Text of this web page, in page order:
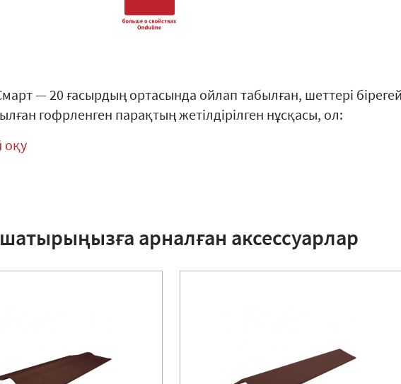
— 20 ғасырдың ортасында ойлап табылған, шеттері
гофрленген парақтың жетілдірілген нұсқасы, ол:
оқу
шатырыңызға арналған аксессуарлар